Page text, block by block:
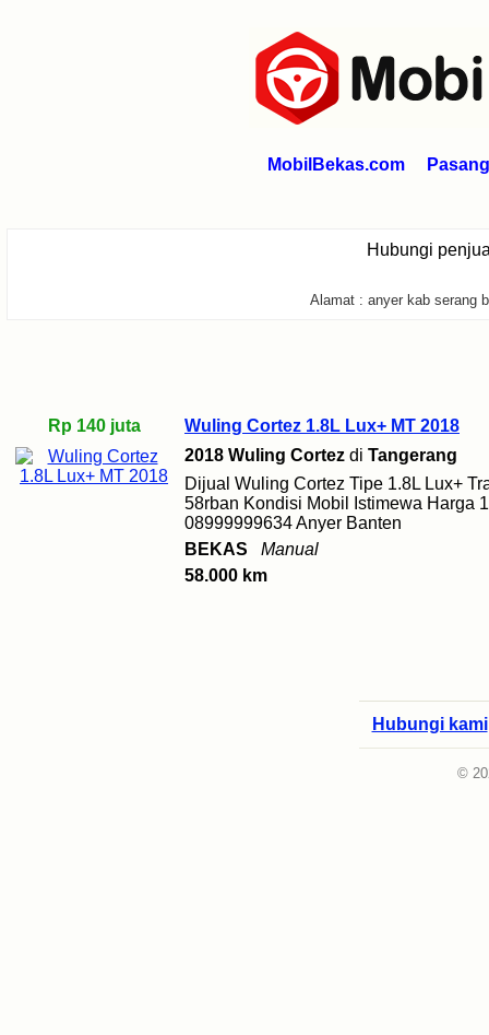
MobilBekas.com
Hubungi
Alamat : anyer kab serang
Rp 140 juta
Wuling Cortez 1.8L Lux+ MT 2018
2018 Wuling Cortez di Tangerang
Dijual Wuling Cortez Tipe 1.8L Lux+
58rban Kondisi Mobil Istimewa Harga
08999999634 Anyer Banten
BEKAS
Manual
58.000 km
Hubungi kami
©